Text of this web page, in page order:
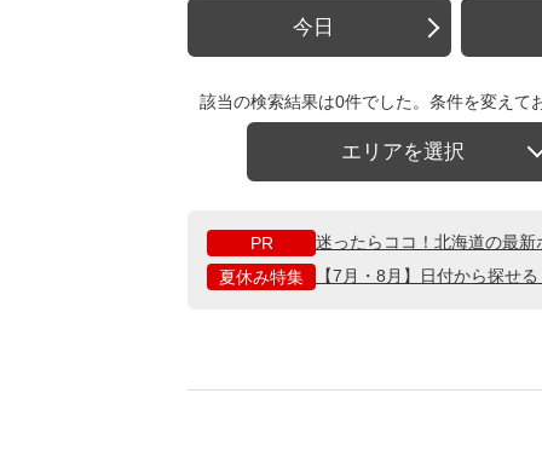
今日
該当の検索結果は0件でした。条件を変えて
エリアを選択
PR
迷ったらココ！北海道の最
夏休み特集
【7月・8月】日付から探せ